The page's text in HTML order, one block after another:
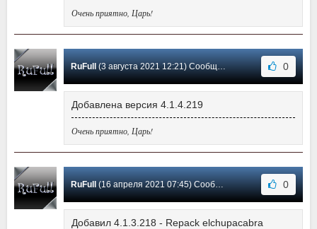
Очень приятно, Царь!
RuFull(3 августа 2021 12:21) Сообщение #112 0
Добавлена версия 4.1.4.219
Очень приятно, Царь!
RuFull(16 апреля 2021 07:45) Сообщение #111 0
Добавил 4.1.3.218 - Repack elchupacabra